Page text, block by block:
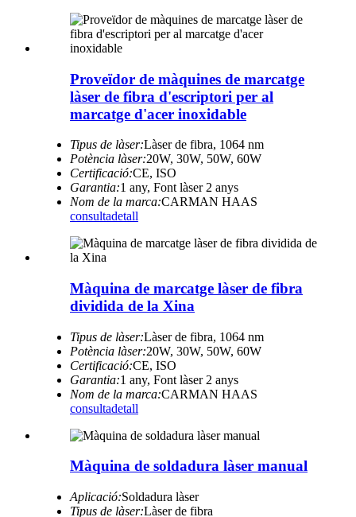
Proveïdor de màquines de marcatge
làser de fibra d'escriptori per al
marcatge d'acer inoxidable
Tipus de làser:Làser de fibra, 1064 nm
Potència làser:20W, 30W, 50W, 60W
Certificació:CE, ISO
Garantia:1 any, Font làser 2 anys
Nom de la marca:CARMAN HAAS
consultadetall
Màquina de marcatge làser de fibra
dividida de la Xina
Tipus de làser:Làser de fibra, 1064 nm
Potència làser:20W, 30W, 50W, 60W
Certificació:CE, ISO
Garantia:1 any, Font làser 2 anys
Nom de la marca:CARMAN HAAS
consultadetall
Màquina de soldadura làser manual
Aplicació:Soldadura làser
Tipus de làser:Làser de fibra